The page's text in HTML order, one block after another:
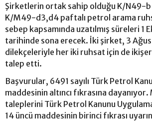
Şirketlerin ortak sahip olduğu K/N49-b
K/M49-d3,d4 paftalı petrol arama
sebep kapsamında uzatılmış süreleri 1
tarihinde sona erecek. İki şirket, 3
dilekçeleriyle her iki ruhsat için de ikişer
talep etti.
Başvurular, 6491 sayılı Türk Petrol
maddesinin altıncı fıkrasına
taleplerini Türk Petrol Kanunu
14 üncü maddesinin birinci fıkrası